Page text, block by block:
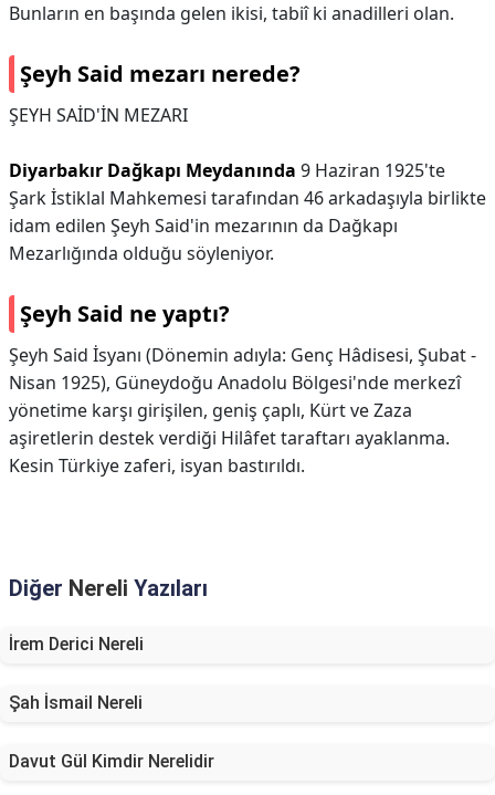
Bunların en başında gelen ikisi, tabiî ki anadilleri olan.
Şeyh Said mezarı nerede?
ŞEYH SAİD'İN MEZARI
Diyarbakır Dağkapı Meydanında 9 Haziran 1925'te
Şark İstiklal Mahkemesi tarafından 46 arkadaşıyla birlikte
idam edilen Şeyh Said'in mezarının da Dağkapı
Mezarlığında olduğu söyleniyor.
Şeyh Said ne yaptı?
Şeyh Said İsyanı (Dönemin adıyla: Genç Hâdisesi, Şubat -
Nisan 1925), Güneydoğu Anadolu Bölgesi'nde merkezî
yönetime karşı girişilen, geniş çaplı, Kürt ve Zaza
aşiretlerin destek verdiği Hilâfet taraftarı ayaklanma.
Kesin Türkiye zaferi, isyan bastırıldı.
Diğer Nereli Yazıları
İrem Derici Nereli
Şah İsmail Nereli
Davut Gül Kimdir Nerelidir